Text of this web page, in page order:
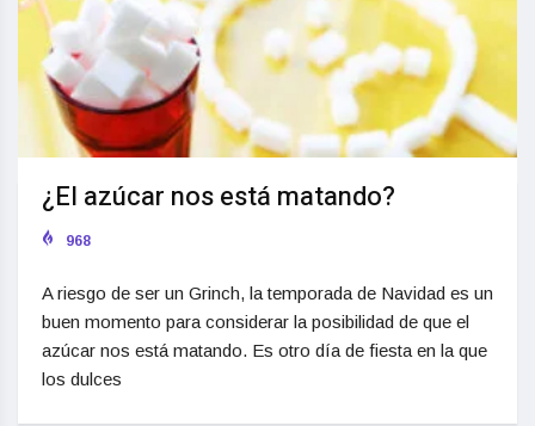
¿El azúcar nos está matando?
968
A riesgo de ser un Grinch, la temporada de Navidad es un
buen momento para considerar la posibilidad de que el
azúcar nos está matando. Es otro día de fiesta en la que
los dulces